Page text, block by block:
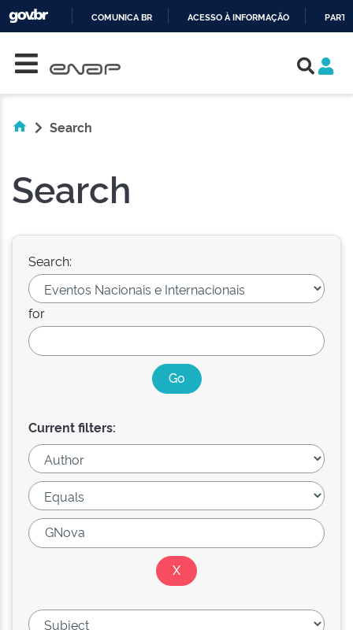
COMUNICA BR ACESSO À INFORMAÇÃO
Search
Search
Search:
for
Current filters: